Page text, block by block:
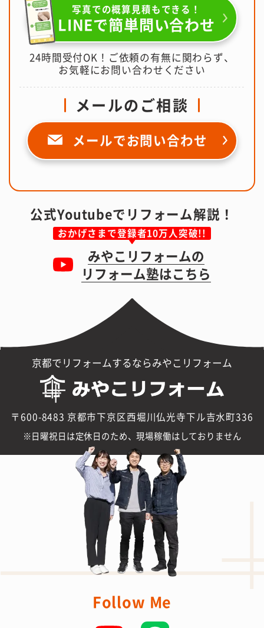
現地調査
無料
京都・大津でリフォームするなら
みやこリフォームへご相談ください！
お電話のご相談
タップで電話がかかります
0120-610-634
LINEのご相談
写真での概算見積もできる！
LINEで簡単問い合わせ
24時間受付OK！ご依頼の有無に関わらず、
お気軽にお問い合わせください
メールのご相談
公式Youtubeでリフォーム解説！
おかげさまで登録者10万人突破!!
みやこリフォームの
リフォーム塾はこちら